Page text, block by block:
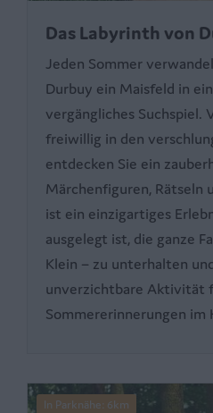
Das Labyrinth von
Jeden Sommer
Durbuy ein Maisfeld in
vergängliches Suchspiel.
freiwillig in den
entdecken Sie ein
Märchenfiguren, Rätseln
ist ein einzigartiges
ausgelegt ist, die ganze
Klein – zu unterhalten
unverzichtbare Aktivität
Sommererinnerungen im
In Parknähe: 6km